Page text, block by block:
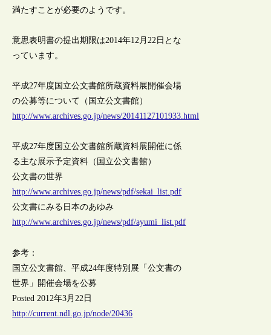
満たすことが必要のようです。
意思表明書の提出期限は2014年12月22日とな
っています。
平成27年度国立公文書館所蔵資料展開催会場
の公募等について（国立公文書館）
http://www.archives.go.jp/news/20141127101933.html
平成27年度国立公文書館所蔵資料展開催に係
る主な展示予定資料（国立公文書館）
公文書の世界
http://www.archives.go.jp/news/pdf/sekai_list.pdf
公文書にみる日本のあゆみ
http://www.archives.go.jp/news/pdf/ayumi_list.pdf
参考：
国立公文書館、平成24年度特別展「公文書の
世界」開催会場を公募
Posted 2012年3月22日
http://current.ndl.go.jp/node/20436